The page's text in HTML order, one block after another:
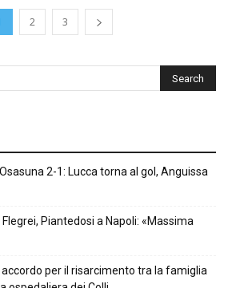
2 3
2-1: Lucca torna al gol, Anguissa
Piantedosi a Napoli: «Massima
accordo per il risarcimento tra la famiglia